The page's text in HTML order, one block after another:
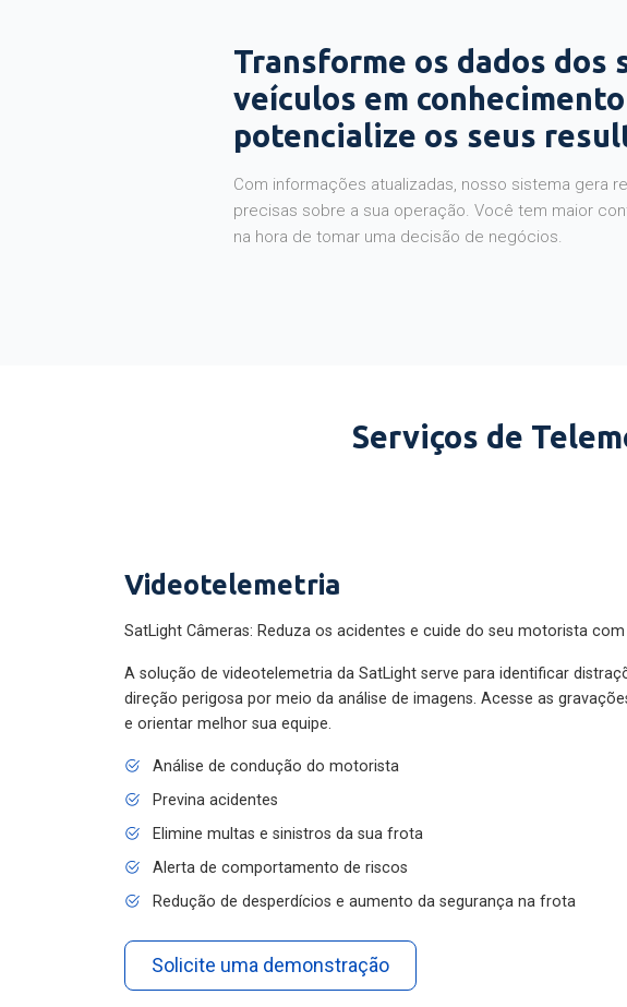
Transforme os dados dos
veículos em
potencialize os seus
Com informações atualizadas, nosso sistema gera
precisas sobre a sua operação. Você tem maior
na hora de tomar uma decisão de negócios.
Serviços de
Videotelemetria
SatLight Câmeras: Reduza os acidentes e cuide do seu motorista com
A solução de videotelemetria da SatLight serve para identificar
direção perigosa por meio da análise de imagens. Acesse as
e orientar melhor sua equipe.
Análise de condução do motorista
Previna acidentes
Elimine multas e sinistros da sua frota
Alerta de comportamento de riscos
Redução de desperdícios e aumento da segurança na frota
Solicite uma demonstração